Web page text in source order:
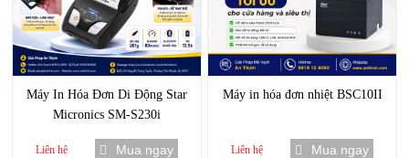
Máy In Hóa Đơn Di Động Star
Micronics SM-S230i
Liên hệ Mua ngay
Máy in hóa đơn nhiệt BSC10II
Liên hệ Mua ngay